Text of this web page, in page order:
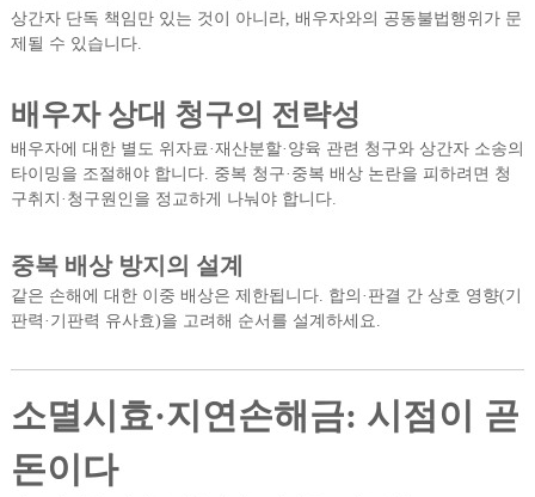
상간자 단독 책임만 있는 것이 아니라, 배우자와의 공동불법행위가 문
제될 수 있습니다.
배우자 상대 청구의 전략성
배우자에 대한 별도 위자료·재산분할·양육 관련 청구와 상간자 소송의
타이밍을 조절해야 합니다. 중복 청구·중복 배상 논란을 피하려면 청
구취지·청구원인을 정교하게 나눠야 합니다.
중복 배상 방지의 설계
같은 손해에 대한 이중 배상은 제한됩니다. 합의·판결 간 상호 영향(기
판력·기판력 유사효)을 고려해 순서를 설계하세요.
소멸시효·지연손해금: 시점이 곧
돈이다